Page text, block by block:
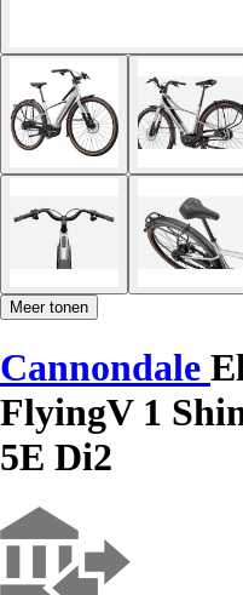
Meer tonen
Cannondale
FlyingV 1
5E Di2